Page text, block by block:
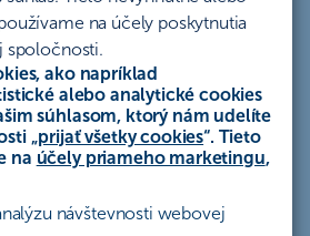
na účely poskytnutia
spoločnosti.
ako napríklad
alebo analytické cookies
súhlasom, ktorý nám udelíte
„prijať všetky cookies“. Tieto
na účely priameho marketingu,
návštevnosti webovej
Banská Bystrica
Bystrica